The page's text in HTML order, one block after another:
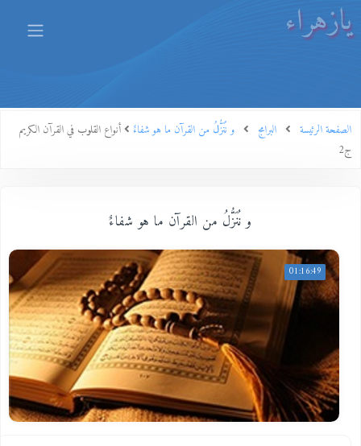
يازهراء
الصفحة الرئيسة البرامج و نُنَزُّلُ من القرآن ما هو شفاءٌ
أنواع القلوب في القرآن الكريم
ج2
و نُنَزُّلُ من القرآن ما هو شفاءٌ
01:16:49